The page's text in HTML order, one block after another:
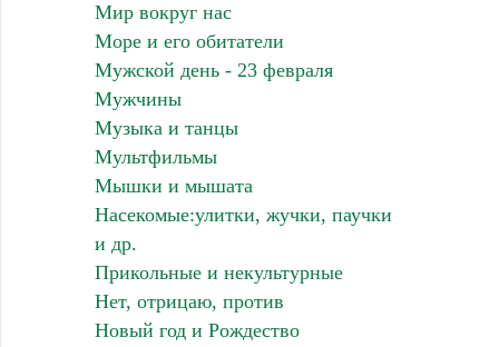
Мир вокруг нас
Море и его обитатели
Мужской день - 23 февраля
Мужчины
Музыка и танцы
Мультфильмы
Мышки и мышата
Насекомые:улитки, жучки, паучки
и др.
Прикольные и некультурные
Нет, отрицаю, против
Новый год и Рождество